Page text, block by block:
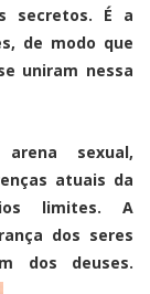
secretos. É a
de modo que
uniram nessa
sexual,
atuais da
limites. A
dos seres
dos deuses.